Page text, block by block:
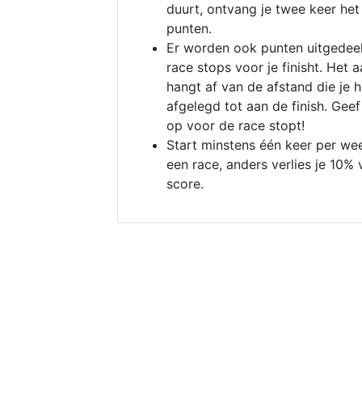
duurt, ontvang je twee keer
punten.
Er worden ook punten
race stops voor je finisht. Het
hangt af van de afstand die je
afgelegd tot aan de finish.
op voor de race stopt!
Start minstens één keer per
een race, anders verlies je 10%
score.